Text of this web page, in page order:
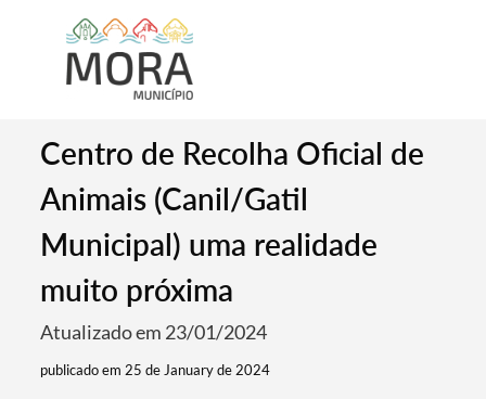
Centro de Recolha Oficial de
Animais (Canil/Gatil
Municipal) uma realidade
muito próxima
Atualizado em 23/01/2024
publicado em 25 de January de 2024